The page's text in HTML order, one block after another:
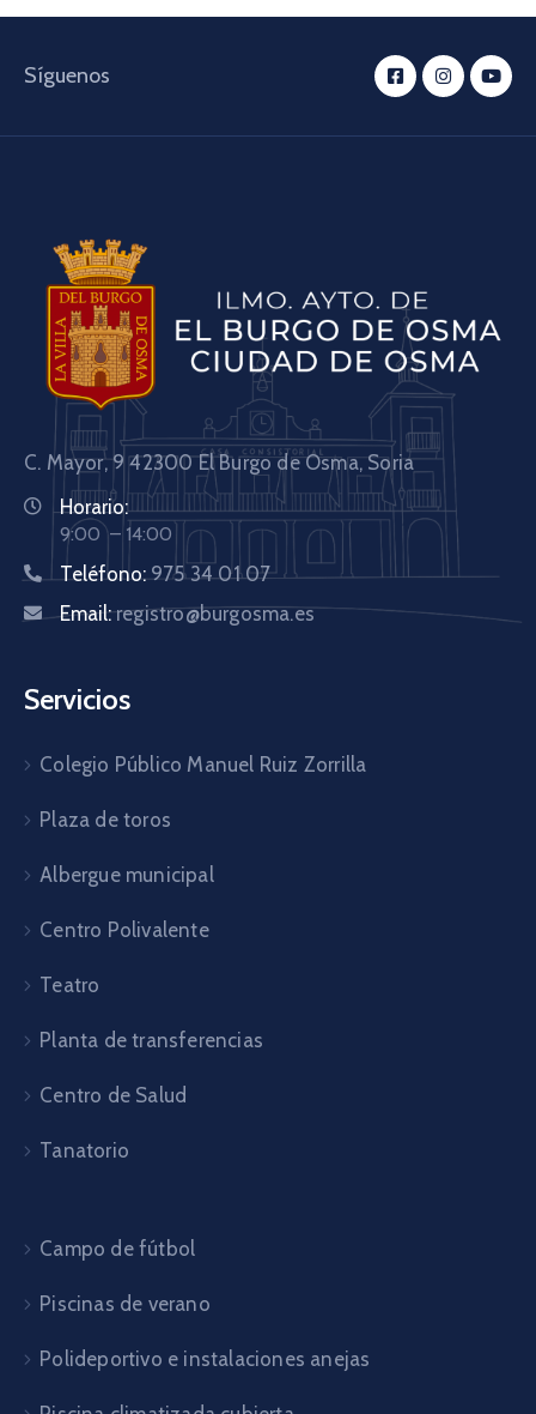
Síguenos
C. Mayor, 9 42300 El Burgo de Osma, Soria
Horario:
9:00 – 14:00
Teléfono:975 34 01 07
Email:registro@burgosma.es
Servicios
Colegio Público Manuel Ruiz Zorrilla
Plaza de toros
Albergue municipal
Centro Polivalente
Teatro
Planta de transferencias
Centro de Salud
Tanatorio
Campo de fútbol
Piscinas de verano
Polideportivo e instalaciones anejas